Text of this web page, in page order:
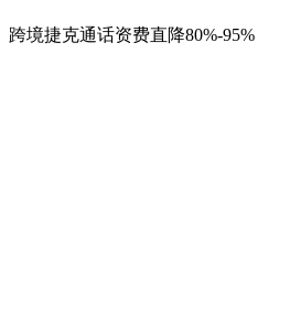
跨境捷克通话资费直降80%-95%